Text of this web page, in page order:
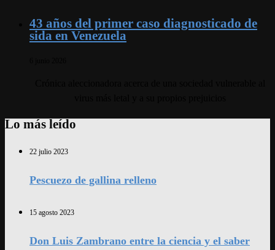
43 años del primer caso diagnosticado de
sida en Venezuela
Lo más leído
22 julio 2023
Pescuezo de gallina relleno
15 agosto 2023
Don Luis Zambrano entre la ciencia y el saber